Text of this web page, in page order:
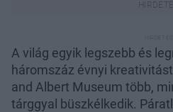
A világ egyik legszebb és
háromszáz évnyi
and Albert Museum több,
tárggyal büszkélkedik.